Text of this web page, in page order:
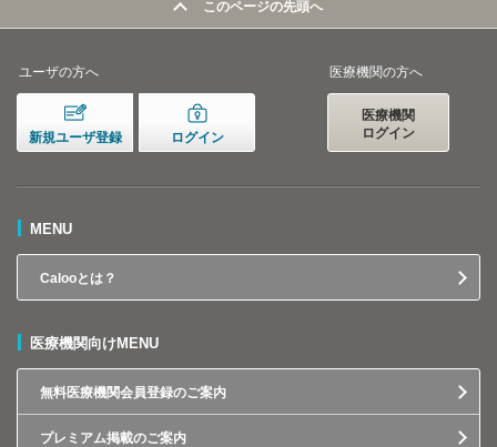
このページの先頭へ
ユーザの方へ
新規ユーザ登録 ログイン
医療機関の方へ
医療機関
ログイン
MENU
Calooとは？
医療機関向けMENU
無料医療機関会員登録のご案内
プレミアム掲載のご案内